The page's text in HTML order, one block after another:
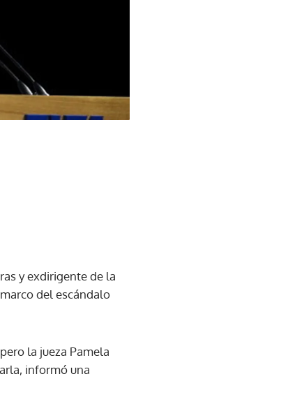
y exdirigente de la
del escándalo
la jueza Pamela
informó una